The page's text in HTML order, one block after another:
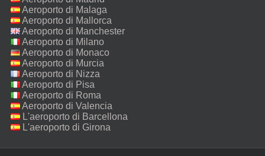
Aeroporto di Malaga
Aeroporto di Mallorca
Aeroporto di Manchester
Aeroporto di Milano
Malpensa
Aeroporto di Monaco
Aeroporto di Murcia
Aeroporto di Nizza
Aeroporto di Pisa
Aeroporto di Roma
Fiumicino
Aeroporto di Valencia
L'aeroporto di Barcellona
L'aeroporto di Girona